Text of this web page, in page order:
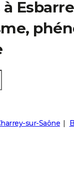
sur-Saône